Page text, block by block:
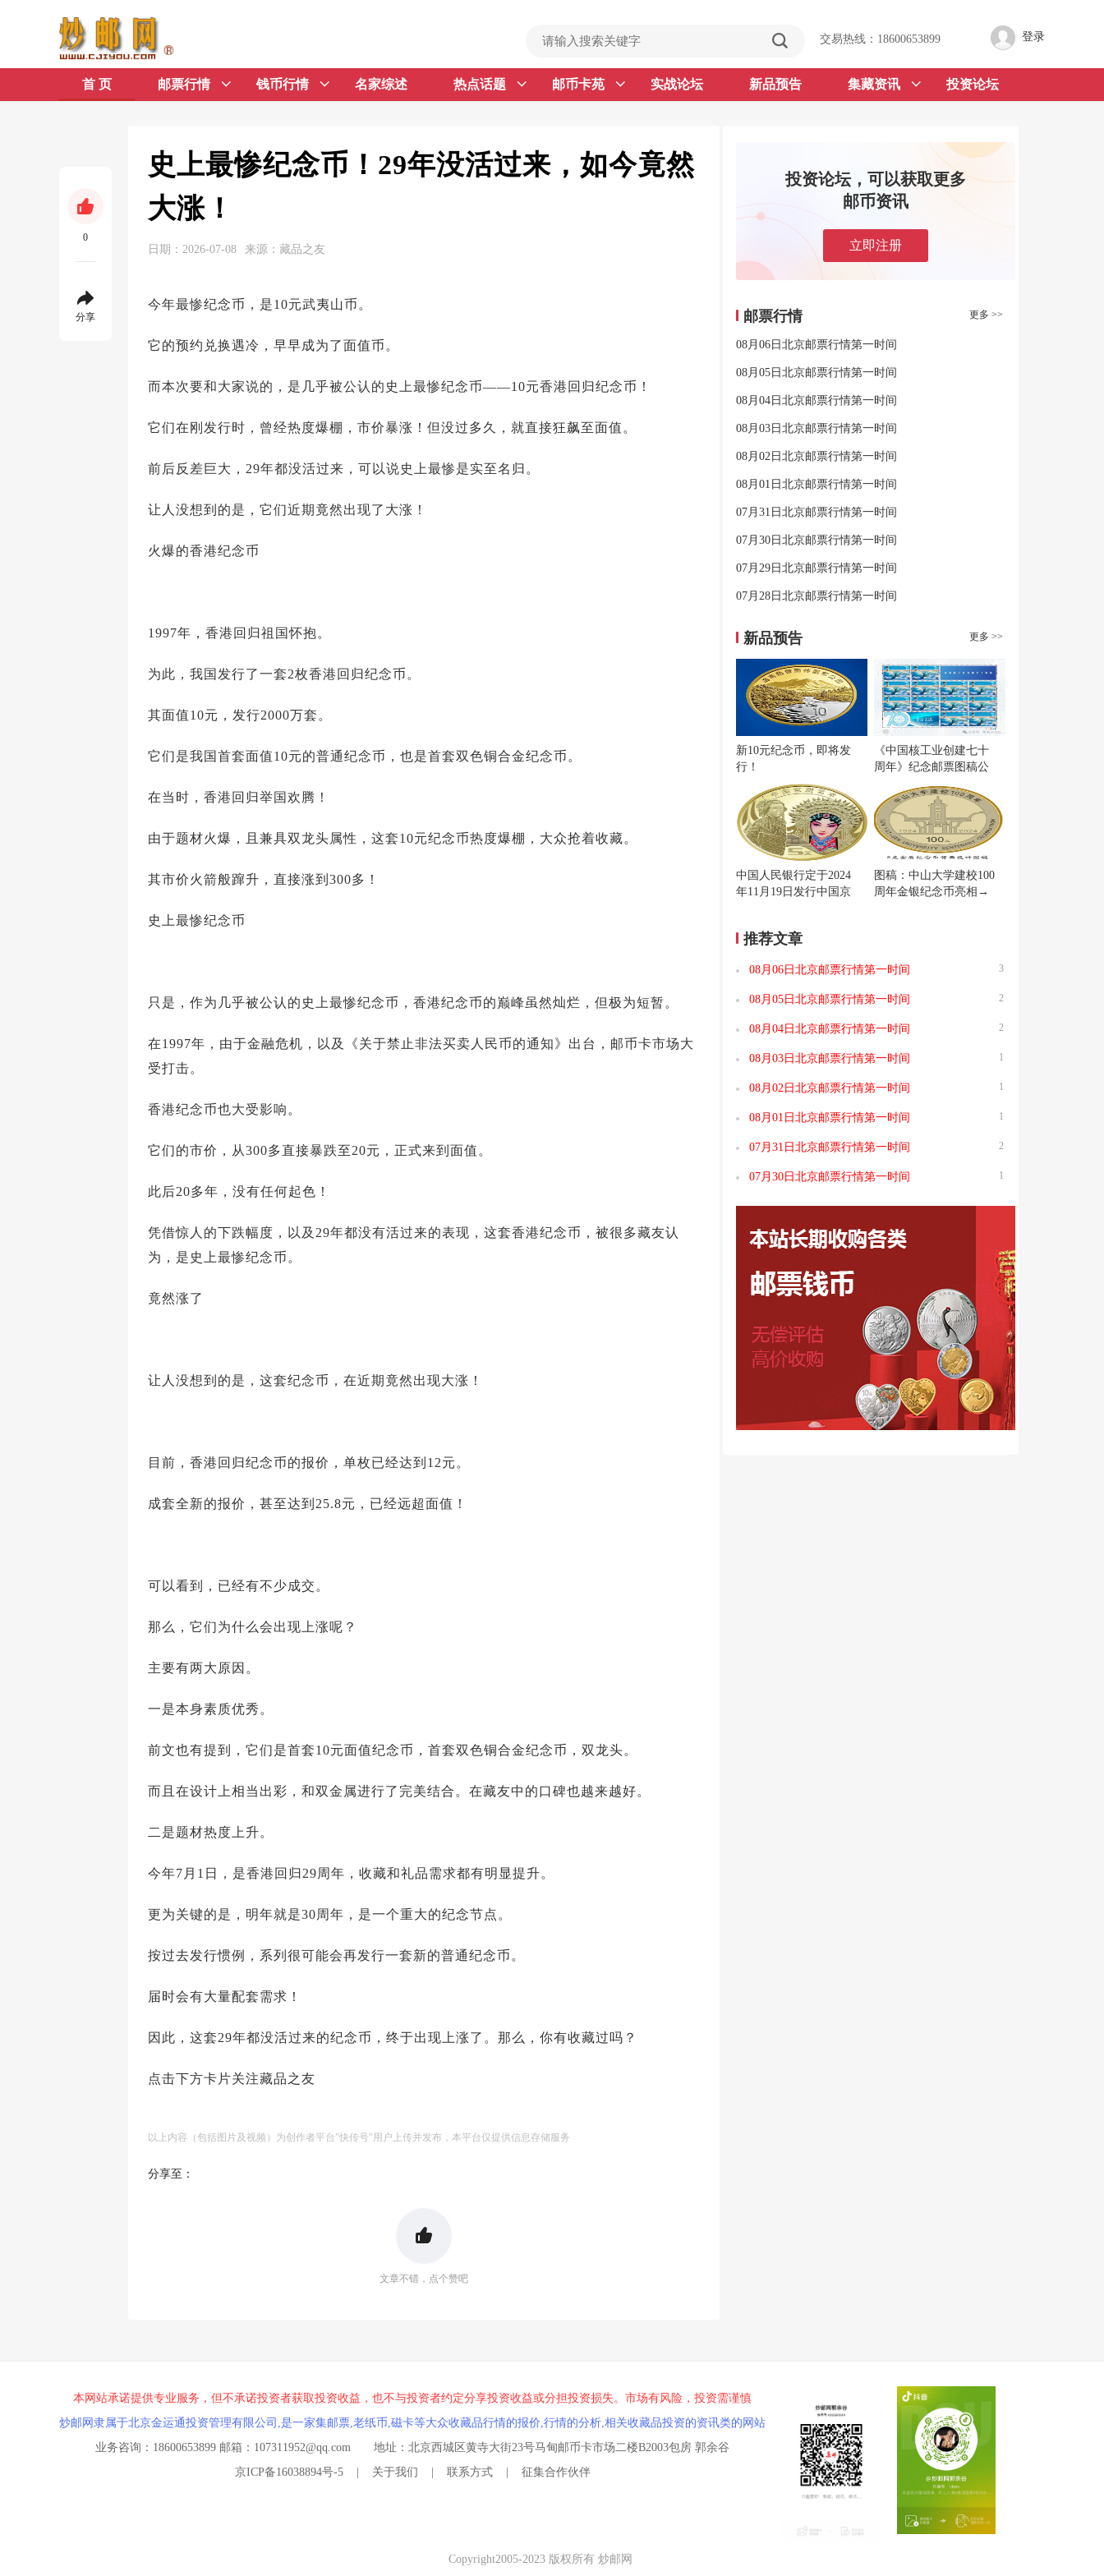
登录
交易热线：18600653899
首 页
钱币行情
投资论坛
首 页 邮票行情 钱币行情 名家综述 热点话题 邮币卡苑 实战论坛 新品预告 集藏资讯 投资论坛
0
分享
史上最惨纪念币！29年没活过来，如今竟然
大涨！
日期：2026-07-08 来源：藏品之友
今年最惨纪念币，是10元武夷山币。
它的预约兑换遇冷，早早成为了面值币。
而本次要和大家说的，是几乎被公认的史上最惨纪念币——10元香港回归纪念币！
它们在刚发行时，曾经热度爆棚，市价暴涨！但没过多久，就直接狂飙至面值。
前后反差巨大，29年都没活过来，可以说史上最惨是实至名归。
让人没想到的是，它们近期竟然出现了大涨！
火爆的香港纪念币
1997年，香港回归祖国怀抱。
为此，我国发行了一套2枚香港回归纪念币。
其面值10元，发行2000万套。
它们是我国首套面值10元的普通纪念币，也是首套双色铜合金纪念币。
在当时，香港回归举国欢腾！
由于题材火爆，且兼具双龙头属性，这套10元纪念币热度爆棚，大众抢着收藏。
其市价火箭般蹿升，直接涨到300多！
史上最惨纪念币
只是，作为几乎被公认的史上最惨纪念币，香港纪念币的巅峰虽然灿烂，但极为短暂。
在1997年，由于金融危机，以及《关于禁止非法买卖人民币的通知》出台，邮币卡市场大
受打击。
香港纪念币也大受影响。
它们的市价，从300多直接暴跌至20元，正式来到面值。
此后20多年，没有任何起色！
凭借惊人的下跌幅度，以及29年都没有活过来的表现，这套香港纪念币，被很多藏友认
为，是史上最惨纪念币。
竟然涨了
让人没想到的是，这套纪念币，在近期竟然出现大涨！
目前，香港回归纪念币的报价，单枚已经达到12元。
成套全新的报价，甚至达到25.8元，已经远超面值！
可以看到，已经有不少成交。
那么，它们为什么会出现上涨呢？
主要有两大原因。
一是本身素质优秀。
前文也有提到，它们是首套10元面值纪念币，首套双色铜合金纪念币，双龙头。
而且在设计上相当出彩，和双金属进行了完美结合。在藏友中的口碑也越来越好。
二是题材热度上升。
今年7月1日，是香港回归29周年，收藏和礼品需求都有明显提升。
更为关键的是，明年就是30周年，是一个重大的纪念节点。
按过去发行惯例，系列很可能会再发行一套新的普通纪念币。
届时会有大量配套需求！
因此，这套29年都没活过来的纪念币，终于出现上涨了。那么，你有收藏过吗？
点击下方卡片关注藏品之友
以上内容（包括图片及视频）为创作者平台"快传号"用户上传并发布，本平台仅提供信息存储服务
分享至：
文章不错，点个赞吧
投资论坛，可以获取更多
邮币资讯
立即注册
邮票行情 更多 >>
08月06日北京邮票行情第一时间
08月05日北京邮票行情第一时间
08月04日北京邮票行情第一时间
08月03日北京邮票行情第一时间
08月02日北京邮票行情第一时间
08月01日北京邮票行情第一时间
07月31日北京邮票行情第一时间
07月30日北京邮票行情第一时间
07月29日北京邮票行情第一时间
07月28日北京邮票行情第一时间
新品预告 更多 >>
新10元纪念币，即将发
行！
《中国核工业创建七十
周年》纪念邮票图稿公
中国人民银行定于2024
年11月19日发行中国京
图稿：中山大学建校100
周年金银纪念币亮相→
推荐文章
08月06日北京邮票行情第一时间 3
08月05日北京邮票行情第一时间 2
08月04日北京邮票行情第一时间 2
08月03日北京邮票行情第一时间 1
08月02日北京邮票行情第一时间 1
08月01日北京邮票行情第一时间 1
07月31日北京邮票行情第一时间 2
07月30日北京邮票行情第一时间 1
本网站承诺提供专业服务，但不承诺投资者获取投资收益，也不与投资者约定分享投资收益或分担投资损失。市场有风险，投资需谨慎
炒邮网隶属于北京金运通投资管理有限公司,是一家集邮票,老纸币,磁卡等大众收藏品行情的报价,行情的分析,相关收藏品投资的资讯类的网站
业务咨询：18600653899 邮箱：107311952@qq.com 地址：北京西城区黄寺大街23号马甸邮币卡市场二楼B2003包房 郭余谷
京ICP备16038894号-5
关于我们 联系方式 征集合作伙伴
Copyright2005-2023 版权所有 炒邮网